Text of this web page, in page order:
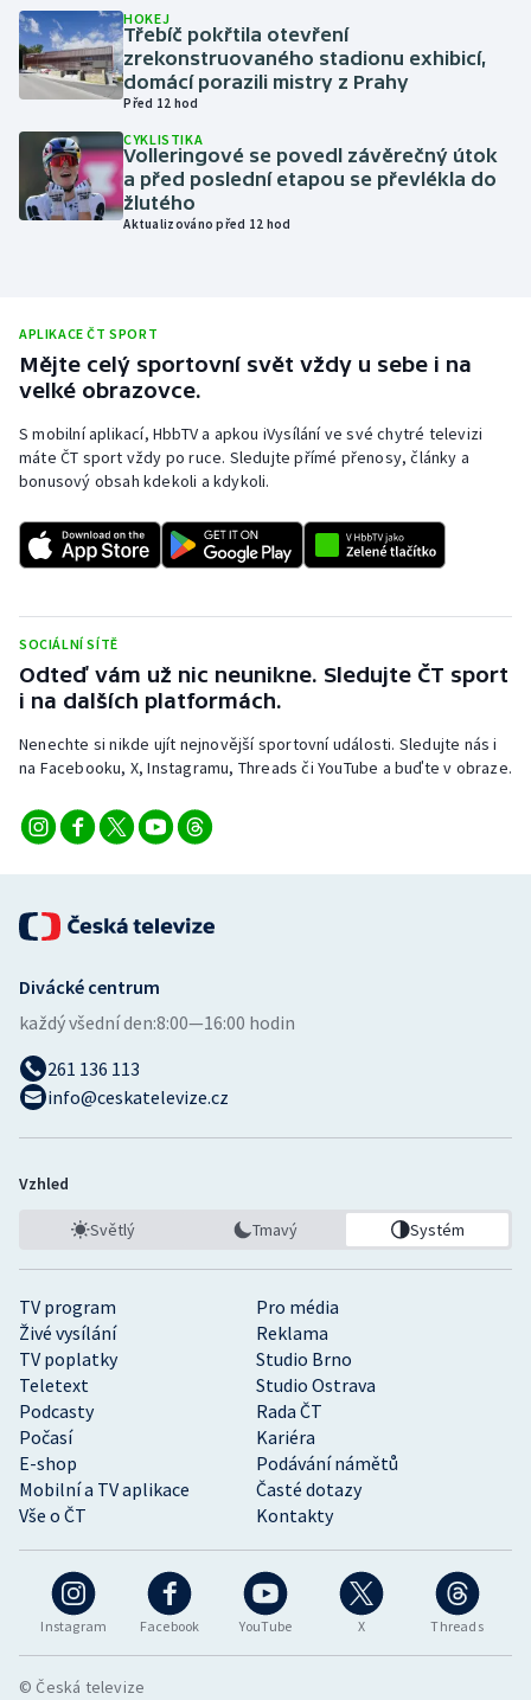
Moderní pětiboj
Motorsport
Olympijské hry
Parasport
Ragby
Rychlobruslení
Rychlostní kanoistika
Short track
Stolní tenis
Triatlon
Veslování
Vodní slalom
Ostatní
HOKEJ
Třebíč pokřtila otevření
zrekonstruovaného stadionu exhibicí,
domácí porazili mistry z Prahy
Před 12 hod
CYKLISTIKA
Volleringové se povedl závěrečný útok
a před poslední etapou se převlékla do
žlutého
Aktualizováno před 12 hod
APLIKACE ČT SPORT
Mějte celý sportovní svět vždy u sebe i na
velké obrazovce.
S mobilní aplikací, HbbTV a apkou iVysílání ve své chytré televizi
máte ČT sport vždy po ruce. Sledujte přímé přenosy, články a
bonusový obsah kdekoli a kdykoli.
SOCIÁLNÍ SÍTĚ
Odteď vám už nic neunikne. Sledujte ČT sport
i na dalších platformách.
Nenechte si nikde ujít nejnovější sportovní události. Sledujte nás i
na Facebooku, X, Instagramu, Threads či YouTube a buďte v obraze.
Instagram Facebook YouTube X Threads
TV program
Pro média
Živé vysílání
Reklama
TV poplatky
Studio Brno
Teletext
Studio Ostrava
Podcasty
Rada ČT
Počasí
Kariéra
E-shop
Podávání námětů
Mobilní a TV aplikace
Časté dotazy
Vše o ČT
Kontakty
Divácké centrum
každý všední den:8:00—16:00 hodin
261 136 113
info@ceskatelevize.cz
Vzhled
Světlý Tmavý Systém
© Česká televize